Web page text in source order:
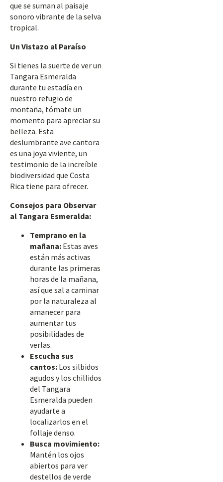
que se suman al paisaje
sonoro vibrante de la selva
tropical.
Un Vistazo al Paraíso
Si tienes la suerte de ver un
Tangara Esmeralda
durante tu estadía en
nuestro refugio de
montaña, tómate un
momento para apreciar su
belleza. Esta
deslumbrante ave cantora
es una joya viviente, un
testimonio de la increíble
biodiversidad que Costa
Rica tiene para ofrecer.
Consejos para Observar
al Tangara Esmeralda:
Temprano en la
mañana: Estas aves
están más activas
durante las primeras
horas de la mañana,
así que sal a caminar
por la naturaleza al
amanecer para
aumentar tus
posibilidades de
verlas.
Escucha sus
cantos: Los silbidos
agudos y los chillidos
del Tangara
Esmeralda pueden
ayudarte a
localizarlos en el
follaje denso.
Busca movimiento:
Mantén los ojos
abiertos para ver
destellos de verde